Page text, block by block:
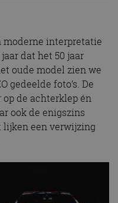
moderne interpretatie
dat het 50 jaar
oude model zien we
gedeelde foto’s. De
de achterklep én
ook de enigszins
lijken een verwijzing